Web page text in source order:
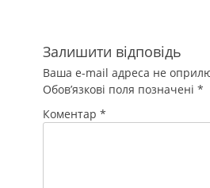
Залишити відповідь
Ваша e-mail адреса не
Обов’язкові поля позначені *
Коментар *